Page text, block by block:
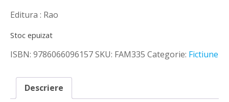
Editura : Rao
Stoc epuizat
ISBN: 9786066096157SKU: FAM335 Categorie: Fictiune
Descriere